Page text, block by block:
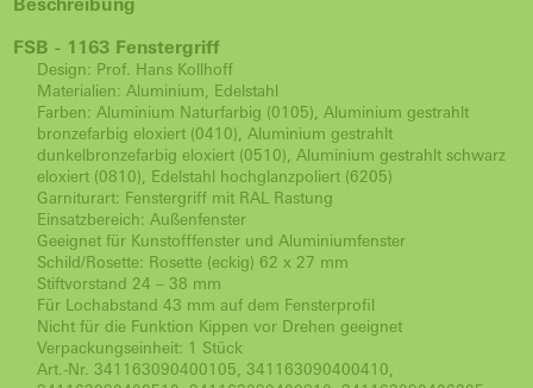
Beschreibung
FSB - 1163 Fenstergriff
Design: Prof. Hans Kollhoff
Materialien: Aluminium, Edelstahl
Farben: Aluminium Naturfarbig (0105), Aluminium gestrahlt
bronzefarbig eloxiert (0410), Aluminium gestrahlt
dunkelbronzefarbig eloxiert (0510), Aluminium gestrahlt schwarz
eloxiert (0810), Edelstahl hochglanzpoliert (6205)
Garniturart: Fenstergriff mit RAL Rastung
Einsatzbereich: Außenfenster
Geeignet für Kunstofffenster und Aluminiumfenster
Schild/Rosette: Rosette (eckig) 62 x 27 mm
Stiftvorstand 24 – 38 mm
Für Lochabstand 43 mm auf dem Fensterprofil
Nicht für die Funktion Kippen vor Drehen geeignet
Verpackungseinheit: 1 Stück
Art.-Nr. 341163090400105, 341163090400410,